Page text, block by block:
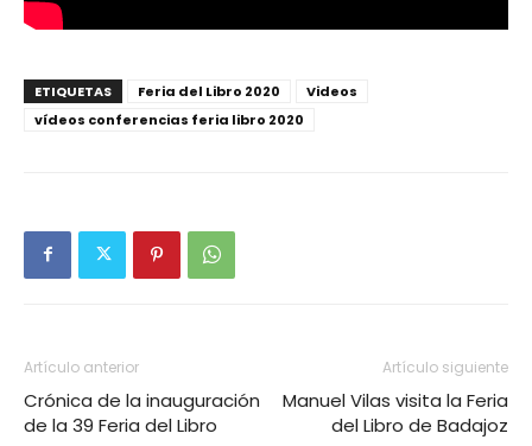
ETIQUETAS Feria del Libro 2020
Videos
vídeos conferencias feria libro 2020
Artículo anterior
Crónica de la inauguración
de la 39 Feria del Libro
Artículo siguiente
Manuel Vilas visita la Feria
del Libro de Badajoz